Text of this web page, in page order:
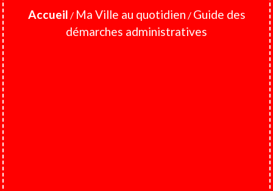
Accueil / Ma Ville au quotidien / Guide des
démarches administratives